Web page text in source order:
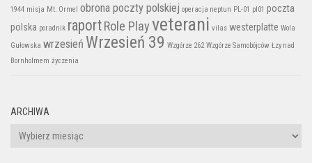
1944 misja Mt. Ormel obrona poczty polskiej operacja neptun PL-01 pl01 poczta
polska poradnik raportRole Playveterani vilas westerplatte Wola
Gułowska wrzesień Wrzesień 39 Wzgórze 262 Wzgórze Samobójców Łzy nad
Bornholmem życzenia
ARCHIWA
Archiwa